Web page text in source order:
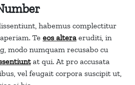
habemus complectitur
Te eos altera eruditi, in
modo numquam recusabo cu
at qui. At pro accusata
vel feugait corpora suscipit ut,